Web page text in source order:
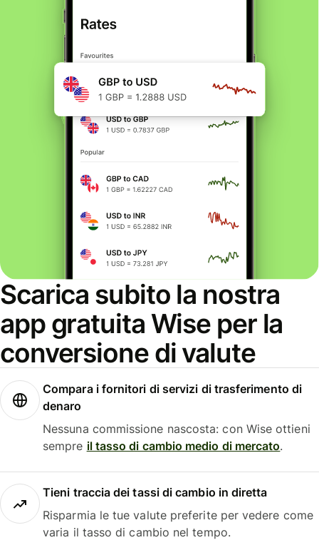
Scarica subito la nostra
app gratuita Wise per la
conversione di valute
Compara i fornitori di servizi di trasferimento di
denaro
Nessuna commissione nascosta: con Wise ottieni
sempre il tasso di cambio medio di mercato.
Tieni traccia dei tassi di cambio in diretta
Risparmia le tue valute preferite per vedere come
varia il tasso di cambio nel tempo.